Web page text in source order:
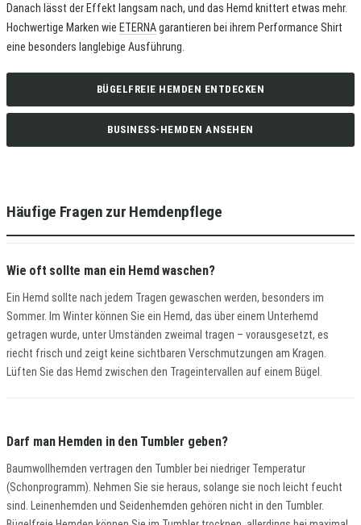
Danach lässt der Effekt langsam nach, und das Hemd knittert etwas mehr.
Hochwertige Marken wie ETERNAgarantieren bei ihrem Performance Shirt
eine besonders langlebige Ausführung.
BÜGELFREIE HEMDEN ENTDECKEN
BUSINESS-HEMDEN ANSEHEN
Häufige Fragen zur Hemdenpflege
Wie oft sollte man ein Hemd waschen?
Ein Hemd sollte nach jedem Tragen gewaschen werden, besonders im
Sommer. Im Winter können Sie ein Hemd, das über einem Unterhemd
getragen wurde, unter Umständen zweimal tragen – vorausgesetzt, es
riecht frisch und zeigt keine sichtbaren Verschmutzungen am Kragen.
Lüften Sie das Hemd zwischen den Trageintervallen auf einem Bügel.
Darf man Hemden in den Tumbler geben?
Baumwollhemden vertragen den Tumbler bei niedriger Temperatur
(Schonprogramm). Nehmen Sie sie heraus, solange sie noch leicht feucht
sind. Leinenhemden und Seidenhemden gehören nicht in den Tumbler.